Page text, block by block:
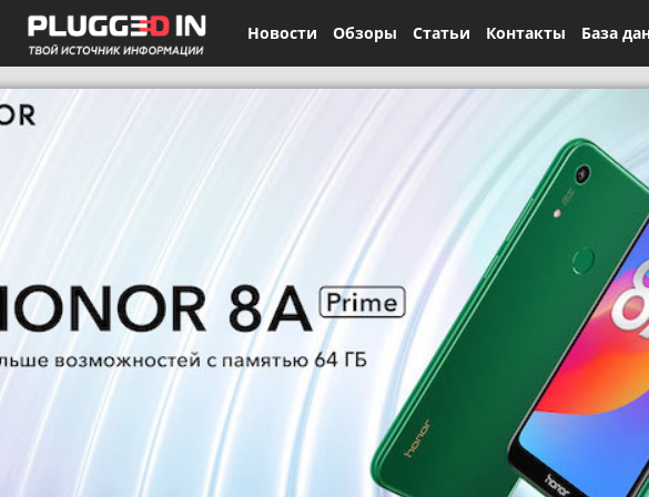
Новости Обзоры Статьи Контакты База